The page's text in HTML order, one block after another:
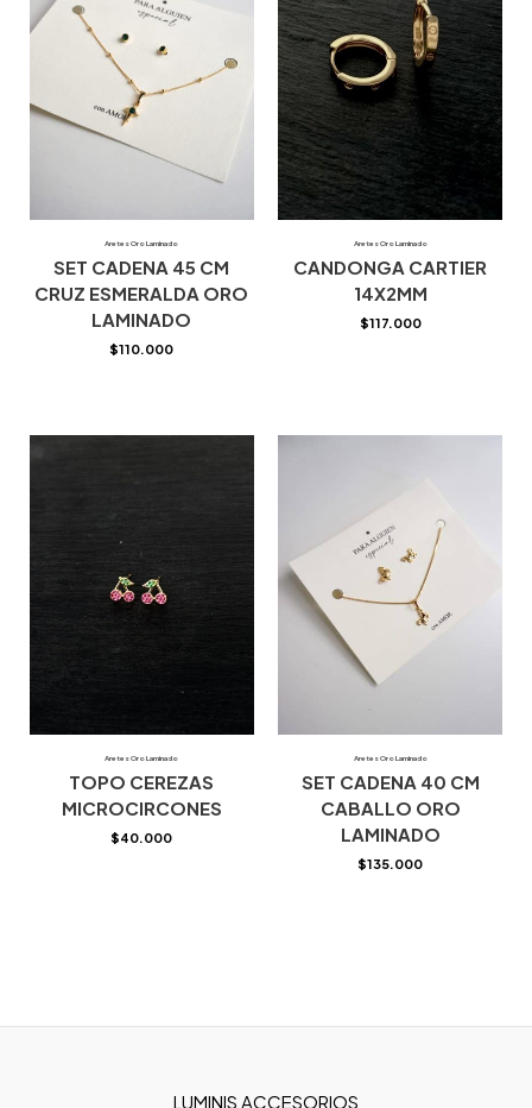
Aretes Oro Laminado
SET CADENA 45 CM
CRUZ ESMERALDA ORO
LAMINADO
$110.000
Aretes Oro Laminado
CANDONGA CARTIER
14X2MM
$117.000
Aretes Oro Laminado
TOPO CEREZAS
MICROCIRCONES
$40.000
Aretes Oro Laminado
SET CADENA 40 CM
CABALLO ORO
LAMINADO
$135.000
LUMINIS ACCESORIOS